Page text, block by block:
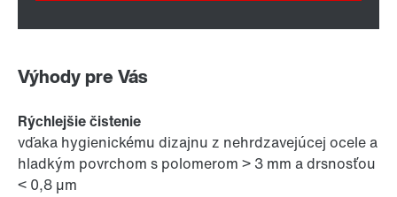
Výhody pre Vás
Rýchlejšie čistenie
vďaka hygienickému dizajnu z nehrdzavejúcej ocele a
hladkým povrchom s polomerom > 3 mm a drsnosťou
< 0,8 µm